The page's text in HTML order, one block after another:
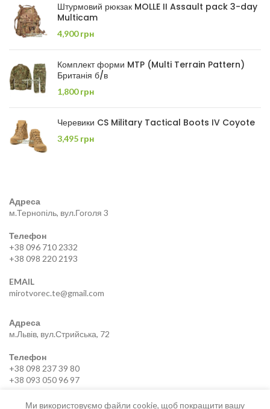
Штурмовий рюкзак MOLLE II Assault pack 3-day
Multicam
4,900грн
Комплект форми MTP (Multi Terrain Pattern)
Британія б/в
1,800грн
Черевики CS Military Tactical Boots IV Coyote
3,495 грн
Адреса
м.Тернопіль, вул.Гоголя 3
Телефон
+38 096 710 2332
+38 098 220 2193
EMAIL
mirotvorec.te@gmail.com
Адреса
м.Львів, вул.Стрийська, 72
Телефон
+38 098 237 39 80
+38 093 050 96 97
EMAILМи використовуємо файли cookie, щоб покращити вашу